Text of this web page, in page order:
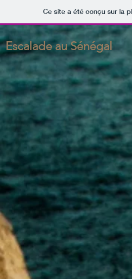
Ce site a été conçu sur la
Escalade au Sénégal